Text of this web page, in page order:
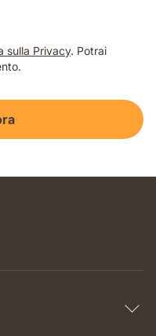
sulla Privacy. Potrai